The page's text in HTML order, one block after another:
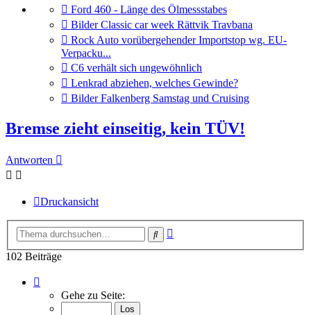
Gehe
zum
letzten
Beitrag
Ford 460 - Länge des Ölmessstabes
Gehe
zum
letzten
Beitrag
Bilder Classic car week Rättvik Travbana
Gehe
zum
letzten
Beitrag
Rock Auto vorübergehender Importstop wg. EU-
Verpacku...
Gehe
zum
letzten
Beitrag
C6 verhält sich ungewöhnlich
Gehe
zum
letzten
Lenkrad abziehen, welches Gewinde?
Gehe
letzten
Beitrag
Bilder Falkenberg Samstag und Cruising
Bremse zieht einseitig, kein TÜV!
Antworten
Druckansicht
Suche
102 Beiträge
von
Gehe zu Seite: